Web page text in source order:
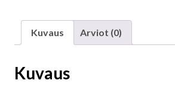
Kuvaus Arviot (0)
Kuvaus